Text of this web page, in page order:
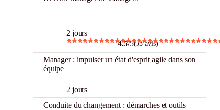
2 jours
4.5/5(33 avis)
Manager : impulser un état d'esprit agile dans son
équipe
2 jours
Conduite du changement : démarches et outils